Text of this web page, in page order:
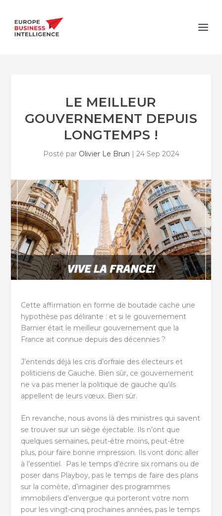
LE MEILLEUR
GOUVERNEMENT DEPUIS
LONGTEMPS !
Posté par Olivier Le Brun | 24 Sep 2024
Cette affirmation en forme de boutade cache une
hypothèse pas délirante : et si le gouvernement
Barnier était le meilleur gouvernement que la
France ait connue depuis des décennies ?
J’entends déjà les cris d’orfraie des électeurs et
politiciens de Gauche. Bien sûr, ce gouvernement
ne va pas mener la politique de gauche qu’ils
appellent de leurs vœux. Bien sûr.
En revanche, nous avons là des ministres qui savent
se trouver sur un siège éjectable. Ils n’ont que
quelques semaines, peut-être moins, peut-être
plus, pour faire bonne impression. Ils vont donc aller
à l’essentiel. Pas le temps d’écrire six romans ou de
poser dans Playboy, pas le temps de faire des plans
sur la comète, d’imaginer des programmes
immobiliers d’envergue qui porteront votre nom
pour les vingt-cinq prochaines années, pas le temps